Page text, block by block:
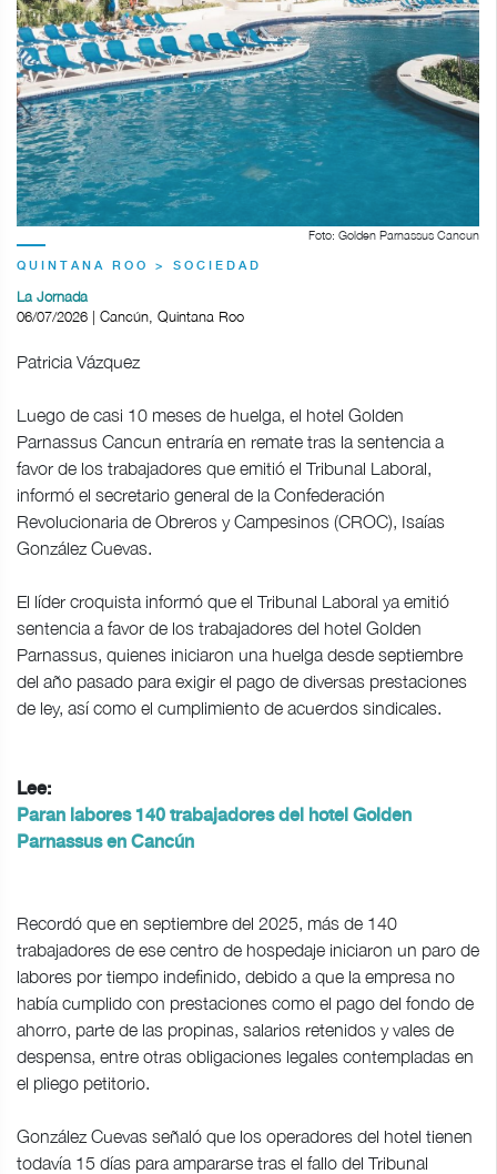
Foto: Golden Parnassus Cancun
QUINTANA ROO > SOCIEDAD
La Jornada
06/07/2026 | Cancún, Quintana Roo
Patricia Vázquez
Luego de casi 10 meses de huelga, el hotel Golden
Parnassus Cancun entraría en remate tras la sentencia a
favor de los trabajadores que emitió el Tribunal Laboral,
informó el secretario general de la Confederación
Revolucionaria de Obreros y Campesinos (CROC), Isaías
González Cuevas.
El líder croquista informó que el Tribunal Laboral ya emitió
sentencia a favor de los trabajadores del hotel Golden
Parnassus, quienes iniciaron una huelga desde septiembre
del año pasado para exigir el pago de diversas prestaciones
de ley, así como el cumplimiento de acuerdos sindicales.
Lee:
Paran labores 140 trabajadores del hotel Golden
Parnassus en Cancún
Recordó que en septiembre del 2025, más de 140
trabajadores de ese centro de hospedaje iniciaron un paro de
labores por tiempo indefinido, debido a que la empresa no
había cumplido con prestaciones como el pago del fondo de
ahorro, parte de las propinas, salarios retenidos y vales de
despensa, entre otras obligaciones legales contempladas en
el pliego petitorio.
González Cuevas señaló que los operadores del hotel tienen
todavía 15 días para ampararse tras el fallo del Tribunal